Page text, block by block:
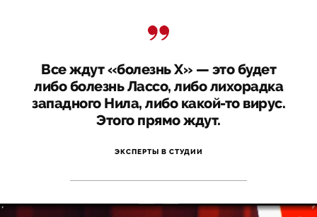
Все ждут «болезнь Х» — это будет
либо болезнь Лассо, либо лихорадка
западного Нила, либо какой-то вирус.
Этого прямо ждут.
ЭКСПЕРТЫ В СТУДИИ